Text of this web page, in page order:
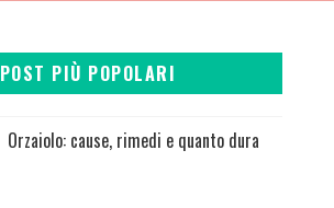
POST PIÙ POPOLARI
Orzaiolo: cause, rimedi e quanto dura